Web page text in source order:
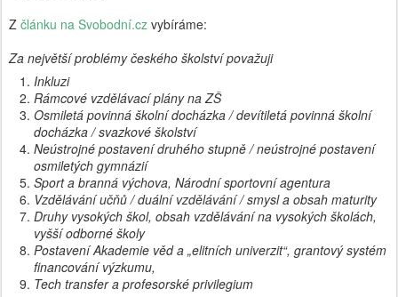
Z článku na Svobodní.cz vybíráme:
Za největší problémy českého školství považuji
Inkluzi
Rámcové vzdělávací plány na ZŠ
Osmiletá povinná školní docházka / devítiletá povinná školní
docházka / svazkové školství
Neústrojné postavení druhého stupně / neústrojné postavení
osmiletých gymnázií
Sport a branná výchova, Národní sportovní agentura
Vzdělávání učňů / duální vzdělávání / smysl a obsah maturity
Druhy vysokých škol, obsah vzdělávání na vysokých školách,
vyšší odborné školy
Postavení Akademie věd a „elitních univerzit“, grantový systém
financování výzkumu,
Tech transfer a profesorské privilegium